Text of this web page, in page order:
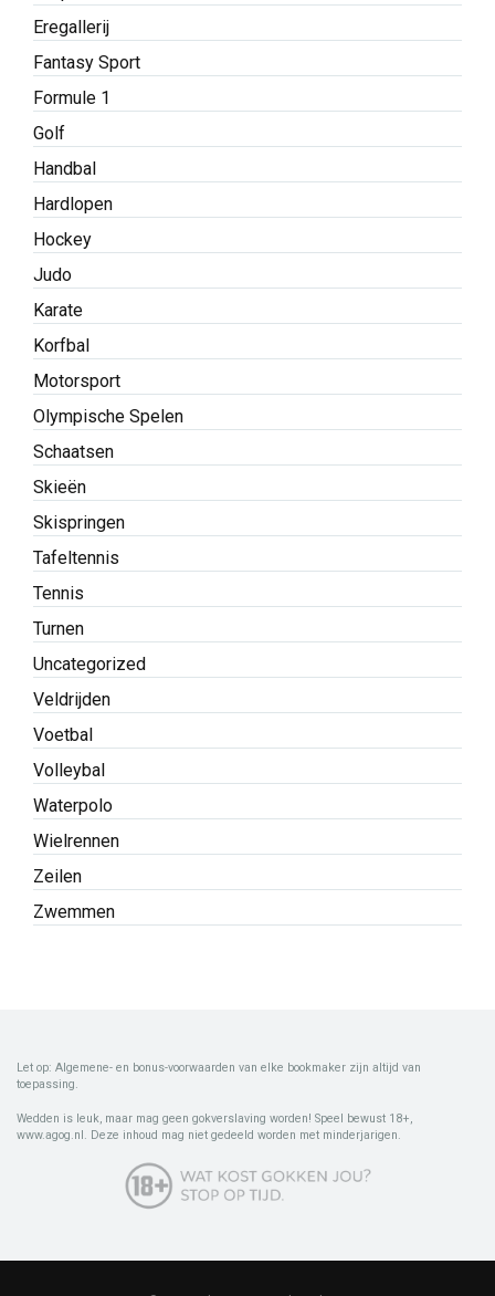
Eregallerij
Fantasy Sport
Formule 1
Golf
Handbal
Hardlopen
Hockey
Judo
Karate
Korfbal
Motorsport
Olympische Spelen
Schaatsen
Skieën
Skispringen
Tafeltennis
Tennis
Turnen
Uncategorized
Veldrijden
Voetbal
Volleybal
Waterpolo
Wielrennen
Zeilen
Zwemmen
Let op: Algemene- en bonus-voorwaarden van elke bookmaker zijn altijd van
toepassing.
Wedden is leuk, maar mag geen gokverslaving worden! Speel bewust 18+,
www.agog.nl. Deze inhoud mag niet gedeeld worden met minderjarigen.